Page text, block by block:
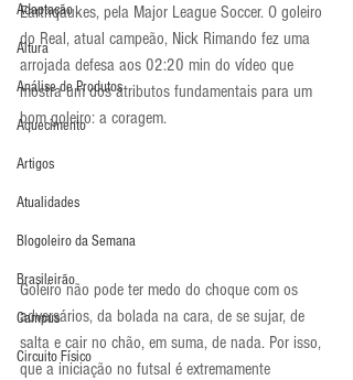
Adaptação
Altura
Análise de Produtos
Aquecimento
Artigos
Atualidades
Blogoleiro da Semana
Brasileirão
Campus
Circuito Físico
Earthqaukes, pela Major League Soccer. O goleiro
do Real, atual campeão, Nick Rimando fez uma
arrojada defesa aos 02:20 min do vídeo que
mostra um dos atributos fundamentais para um
bom goleiro: a coragem.
Goleiro não pode ter medo do choque com os
adversários, da bolada na cara, de se sujar, de
salta e cair no chão, em suma, de nada. Por isso,
que a iniciação no futsal é extremamente